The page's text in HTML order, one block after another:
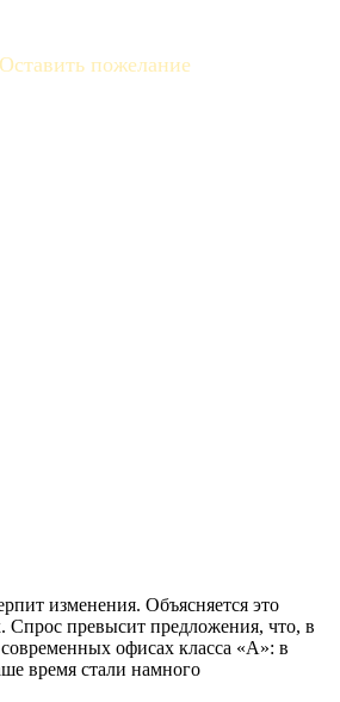
Оставить пожелание
изменения. Объясняется это
Спрос превысит предложения, что, в
офисах класса «А»: в
время стали намного